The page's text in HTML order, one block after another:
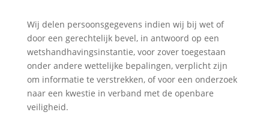
Wij delen persoonsgegevens indien wij bij wet of
door een gerechtelijk bevel, in antwoord op een
wetshandhavingsinstantie, voor zover toegestaan
onder andere wettelijke bepalingen, verplicht zijn
om informatie te verstrekken, of voor een onderzoek
naar een kwestie in verband met de openbare
veiligheid.